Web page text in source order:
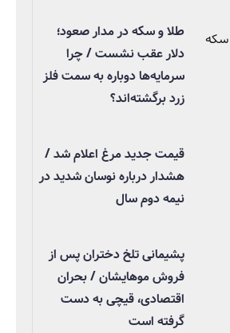
طلا و سکه در مدار صعود؛
دلار عقب نشست / چرا
سرمایه‌ها دوباره به سمت فلز
زرد برگشته‌اند؟
قیمت جدید مرغ اعلام شد /
هشدار درباره نوسان شدید در
نیمه دوم سال
پشیمانی تلخ دختران پس از
فروش موهایشان / بحران
اقتصادی، قیچی به دست
گرفته است